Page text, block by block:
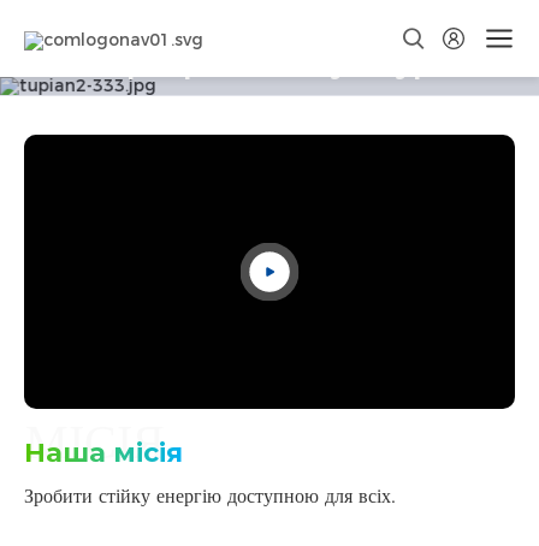
Наша місія
МІСІЯ
Зробити стійку енергію доступною для всіх.